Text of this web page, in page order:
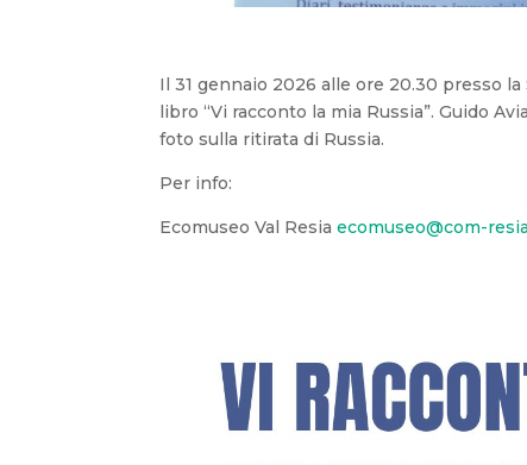
Il 31 gennaio 2026 alle ore 20.30 presso la
libro “Vi racconto la mia Russia”.Guido
foto sulla ritirata di Russia.
Per info:
Ecomuseo Val Resiaecomuseo@com-